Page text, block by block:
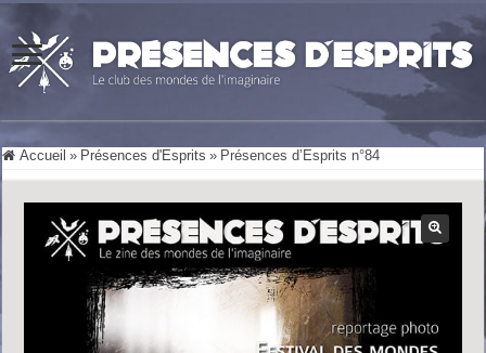
Accueil » Présences d'Esprits » Présences d’Esprits n°84